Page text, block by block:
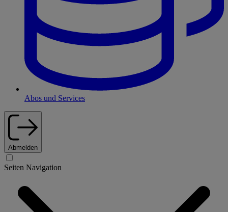
Abos und Services
Abmelden
Seiten Navigation